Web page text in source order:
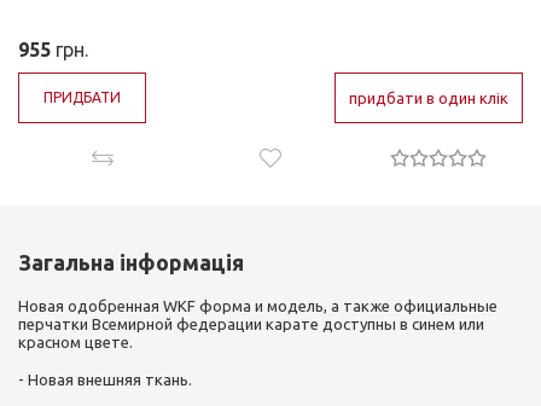
955 грн.
ПРИДБАТИ придбати в один клік
Загальна інформація
Новая одобренная WKF форма и модель, а также официальные
перчатки Всемирной федерации карате доступны в синем или
красном цвете.
- Новая внешняя ткань.